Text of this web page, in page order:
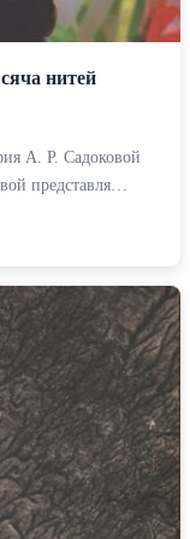
нитей
А. Р. Садоковой
представля…